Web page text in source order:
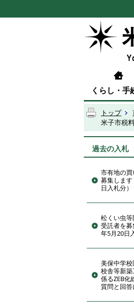
くらし・手
トップ
米子市税
過去の入札
市有地の
募集しま
日入札分）
松くい虫
受託者を
年5月20日
美保中学
校舎等新
係るZEB化
質問と回